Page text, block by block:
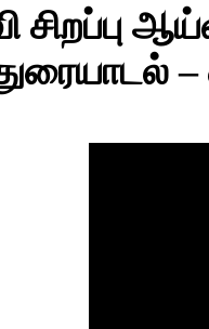
சிறப்பு
–